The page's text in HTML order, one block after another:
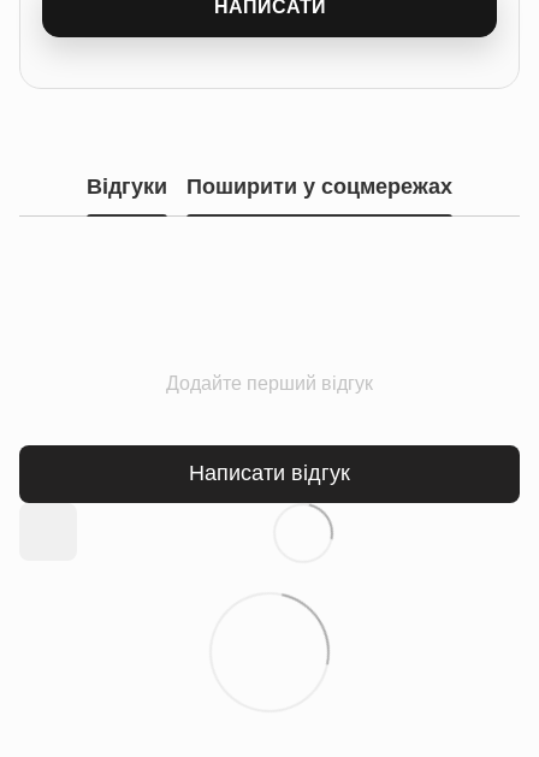
НАПИСАТИ
Відгуки Поширити у соцмережах
Додайте перший відгук
Написати відгук